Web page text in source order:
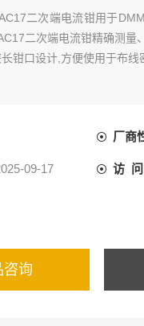
二次端电流钳用于
二次端电流钳精确测量
钳口设计,方便使用于布线
厂商
09-17 访 问
咨询